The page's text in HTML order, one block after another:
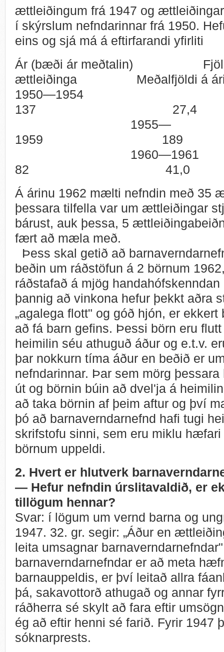
ættleiðingum frá 1947 og
í skýrslum nefndarinnar frá 1950.
eins og sjá má á eftirfarandi yfirliti
Ár (bæði ár meðtalin)
ættleiðinga Meðalfjöldi á
1950—1954
137 27,4
1955—
1959
82 41,0
Á árinu 1962 mælti nefndin með 35
þessara tilfella var um ættleiðingar
bárust, auk þessa, 5
fært að mæla með.
Þess skal getið að
beðin um ráðstöfun á 2 börnum
ráðstafað á mjög
þannig að vinkona hefur þekkt aðra
„agalega flott" og góð hjón, er
að fá barn gefins. Þessi börn eru
heimilin séu athuguð áður og e.t.v.
þar nokkurn tíma áður en beðið er
nefndarinnar. Þar sem mörg
út og börnin búin að dvel'ja á
að taka börnin af þeim aftur og því
þó að barnaverndarnefnd hafi tugi
skrifstofu sinni, sem eru miklu
börnum uppeldi.
2. Hvert er hlutverk
— Hefur nefndin úrslitavaldið, er
tillögum hennar?
Svar: í lögum um vernd barna og
1947. 32. gr. segir: „Áður en
leita umsagnar
barnaverndarnefndar er að meta
barnauppeldis, er því leitað allra
þá, sakavottorð athugað og annar
ráðherra sé skylt að fara eftir
ég að eftir henni sé farið. Fyrir 1947
sóknarprests.